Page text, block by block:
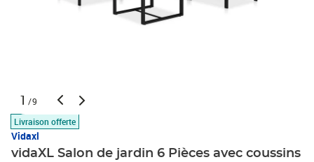
1 /9
Livraison offerte
Vidaxl
vidaXL Salon de jardin 6 Pièces avec coussins